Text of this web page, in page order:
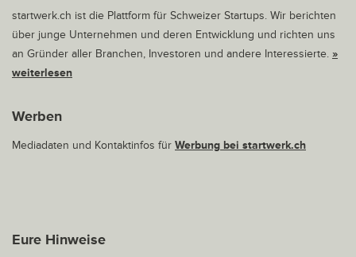
startwerk.ch ist die Plattform für Schweizer Startups. Wir berichten
über junge Unternehmen und deren Entwicklung und richten uns
an Gründer aller Branchen, Investoren und andere Interessierte. »
weiterlesen
Werben
Mediadaten und Kontaktinfos für Werbung bei startwerk.ch
Eure Hinweise